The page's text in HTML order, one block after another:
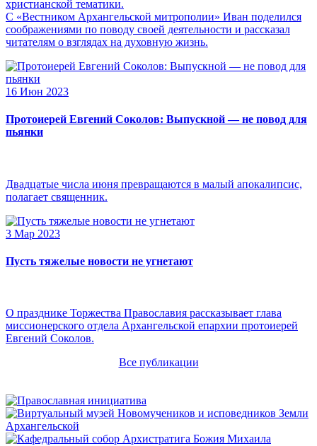
христианской тематики.
С «Вестником Архангельской митрополии» Иван поделился
соображениями по поводу своей деятельности и рассказал
читателям о взглядах на духовную жизнь.
16 Июн 2023
Протоиерей Евгений Соколов: Выпускной — не повод для
пьянки
Двадцатые числа июня превращаются в малый апокалипсис,
полагает священник.
3 Мар 2023
Пусть тяжелые новости не угнетают
О празднике Торжества Православия рассказывает глава
миссионерского отдела Архангельской епархии протоиерей
Евгений Соколов.
Все публикации